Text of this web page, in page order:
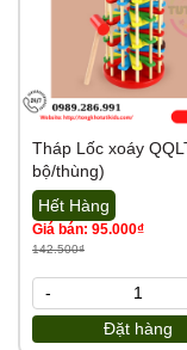
Tháp Lốc xoáy
bộ/thùng)
Hết Hàng
Giá bán: 95.000₫
142.500₫
Đặt hàng
-